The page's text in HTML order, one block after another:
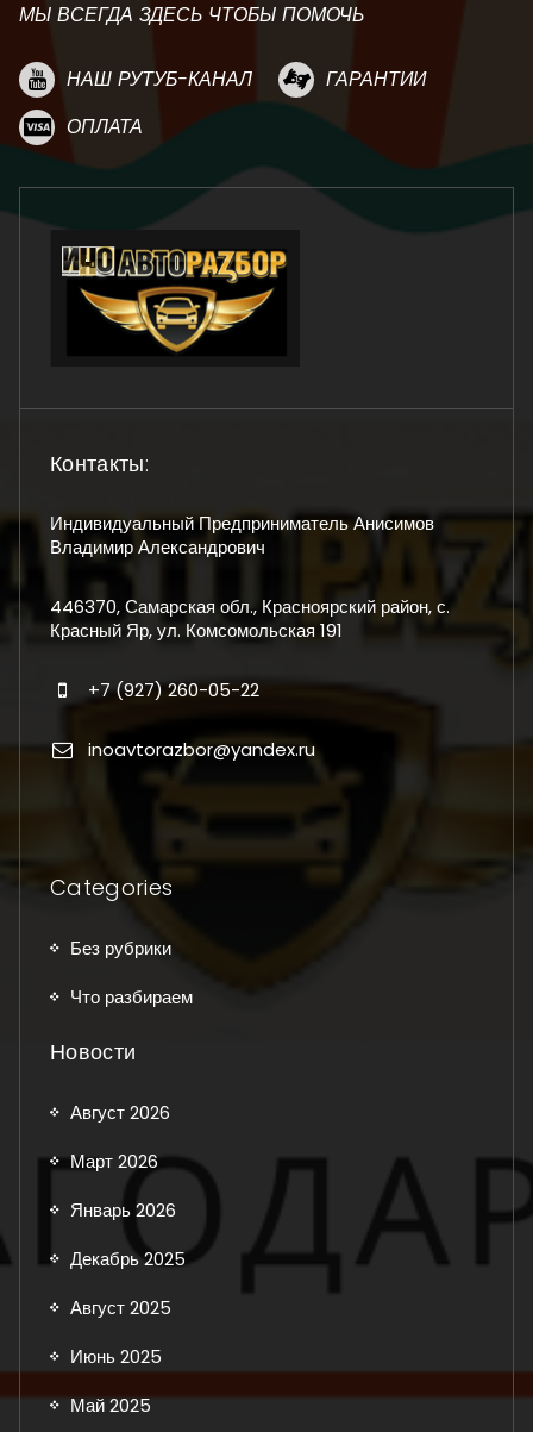
МЫ ВСЕГДА ЗДЕСЬ ЧТОБЫ ПОМОЧЬ
НАШ РУТУБ-КАНАЛ
ГАРАНТИИ
ОПЛАТА
Контакты:
Индивидуальный Предприниматель Анисимов
Владимир Александрович
446370, Самарская обл., Красноярский район, с.
Красный Яр, ул. Комсомольская 191
+7 (927) 260-05-22
inoavtorazbor@yandex.ru
Categories
Без рубрики
Что разбираем
Новости
Август 2026
Март 2026
Январь 2026
Декабрь 2025
Август 2025
Июнь 2025
Май 2025